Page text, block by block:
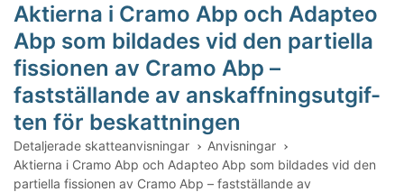
Aktierna i Cramo Abp och Adapteo
Abp som bildades vid den partiella
fissionen av Cramo Abp –
fastställande av anskaffningsutgif-
ten för beskattningen
Detaljerade skatteanvisningar
Anvisningar
Aktierna i Cramo Abp och Adapteo Abp som bildades vid den
partiella fissionen av Cramo Abp – fastställande av